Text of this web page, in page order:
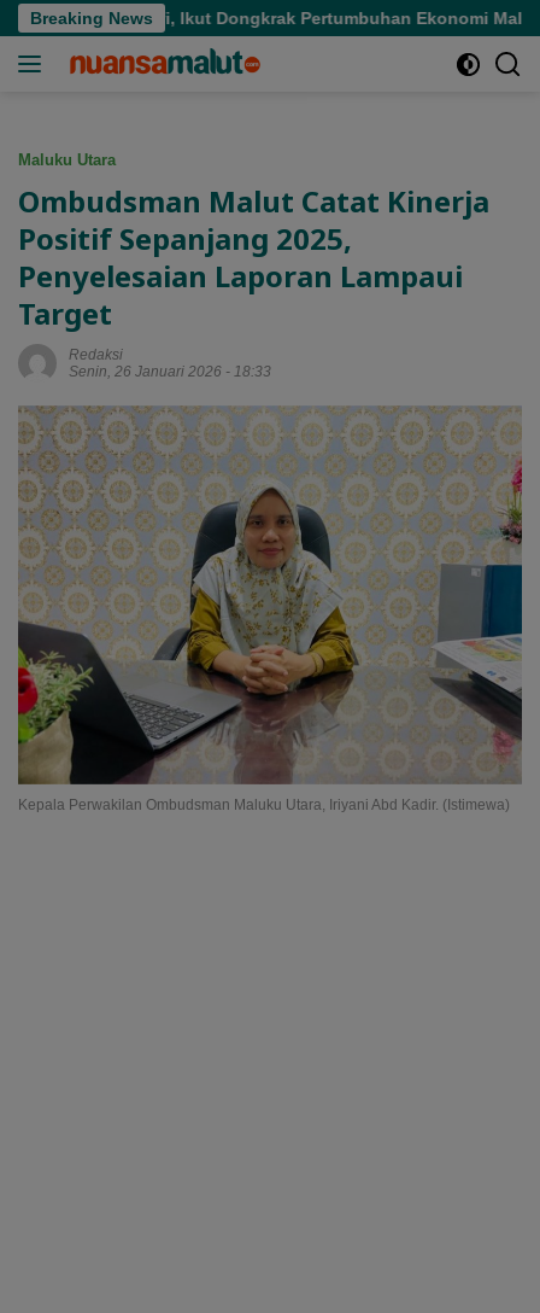
Langsung
ke
Breaking News
di Sofifi, Ikut Dongkrak Pertumbuhan Ekonomi Maluku Utara
Maluku Utara
Ombudsman Malut Catat Kinerja
Positif Sepanjang 2025,
Penyelesaian Laporan Lampaui
Target
Redaksi
Senin, 26 Januari 2026 - 18:33
Kepala Perwakilan Ombudsman Maluku Utara, Iriyani Abd Kadir. (Istimewa)